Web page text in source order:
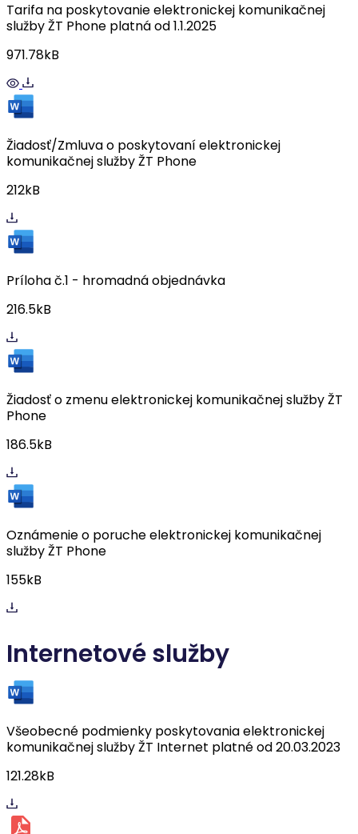
Tarifa na poskytovanie elektronickej komunikačnej
služby ŽT Phone platná od 1.1.2025
971.78kB
Žiadosť/Zmluva o poskytovaní elektronickej
komunikačnej služby ŽT Phone
212kB
Príloha č.1 - hromadná objednávka
216.5kB
Žiadosť o zmenu elektronickej komunikačnej služby ŽT
Phone
186.5kB
Oznámenie o poruche elektronickej komunikačnej
služby ŽT Phone
155kB
Internetové služby
Všeobecné podmienky poskytovania elektronickej
komunikačnej služby ŽT Internet platné od 20.03.2023
121.28kB